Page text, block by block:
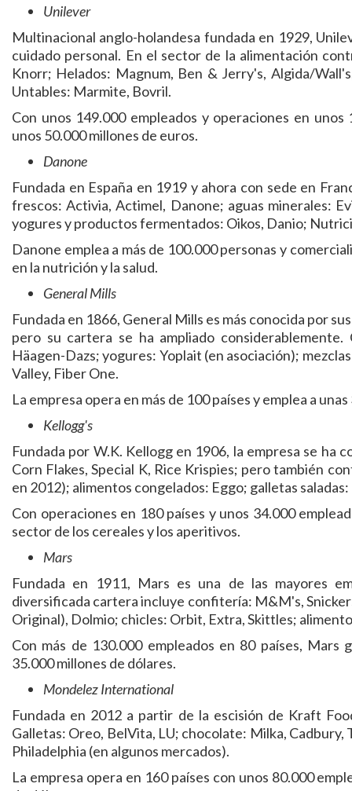
Unilever
Multinacional anglo-holandesa fundada en 1929,
cuidado personal. En el sector de la alimentación
Knorr; Helados: Magnum, Ben & Jerry's, Algida/
Untables: Marmite, Bovril.
Con unos 149.000 empleados y operaciones en
unos 50.000 millones de euros.
Danone
Fundada en España en 1919 y ahora con sede en
frescos: Activia, Actimel, Danone; aguas minerales:
yogures y productos fermentados: Oikos, Danio;
Danone emplea a más de 100.000 personas y
en la nutrición y la salud.
General Mills
Fundada en 1866, General Mills es más conocida por
pero su cartera se ha ampliado considerablemente.
Häagen-Dazs; yogures: Yoplait (en asociación);
Valley, Fiber One.
La empresa opera en más de 100 países y emplea a
Kellogg's
Fundada por W.K. Kellogg en 1906, la empresa se ha
Corn Flakes, Special K, Rice Krispies; pero también
en 2012); alimentos congelados: Eggo; galletas
Con operaciones en 180 países y unos 34.000
sector de los cereales y los aperitivos.
Mars
Fundada en 1911, Mars es una de las mayores
diversificada cartera incluye confitería: M&M's,
Original), Dolmio; chicles: Orbit, Extra, Skittles;
Con más de 130.000 empleados en 80 países, Mars
35.000 millones de dólares.
Mondelez International
Fundada en 2012 a partir de la escisión de Kraft
Galletas: Oreo, BelVita, LU; chocolate: Milka,
Philadelphia (en algunos mercados).
La empresa opera en 160 países con unos 80.000